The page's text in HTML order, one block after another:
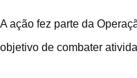
A ação fez parte da
objetivo de combater